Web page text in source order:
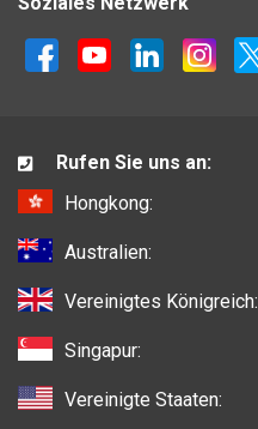
Rufen Sie uns an:
Hongkong:
Australien:
Vereinigtes Königreich:
Singapur:
Vereinigte Staaten: